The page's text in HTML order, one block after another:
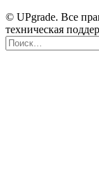
© UPgrade. Все
техническая
Найти: